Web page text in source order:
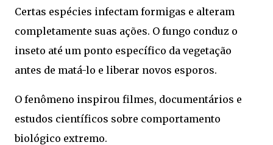
Certas espécies infectam formigas e alteram
completamente suas ações. O fungo conduz o
inseto até um ponto específico da vegetação
antes de matá-lo e liberar novos esporos.
O fenômeno inspirou filmes, documentários e
estudos científicos sobre comportamento
biológico extremo.